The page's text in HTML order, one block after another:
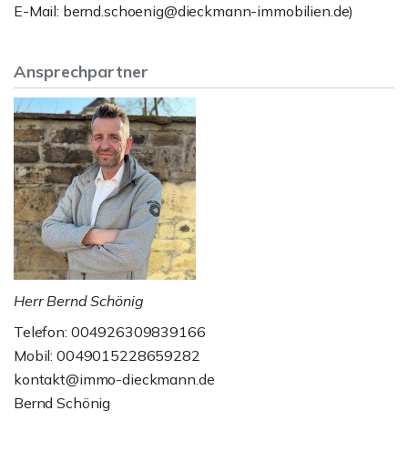
E-Mail: bernd.schoenig@dieckmann-immobilien.de)
Ansprechpartner
Herr Bernd Schönig
Telefon: 004926309839166
Mobil: 0049015228659282
kontakt@immo-dieckmann.de
Bernd Schönig